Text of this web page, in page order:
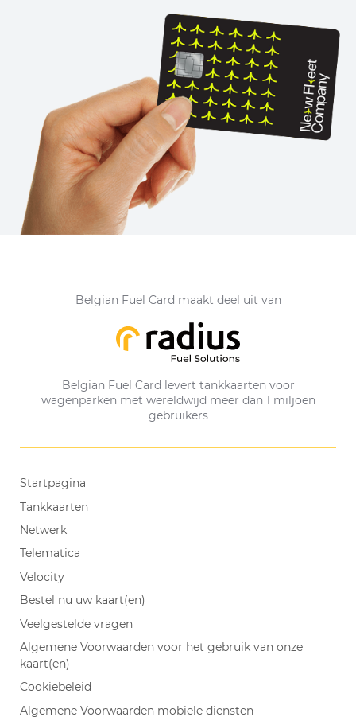
Belgian Fuel Card maakt deel uit van
Belgian Fuel Card levert tankkaarten voor
wagenparken met wereldwijd meer dan 1 miljoen
gebruikers
Startpagina
Tankkaarten
Netwerk
Telematica
Velocity
Bestel nu uw kaart(en)
Veelgestelde vragen
Algemene Voorwaarden voor het gebruik van onze
kaart(en)
Cookiebeleid
Algemene Voorwaarden mobiele diensten